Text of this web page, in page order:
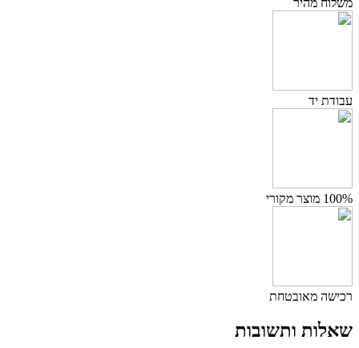
משלוח מהיר
עבודת יד
100% מוצר מקורי
רכישה מאובטחת
שאלות ותשובות